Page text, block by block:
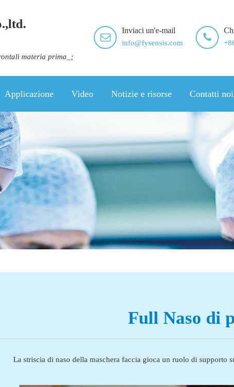
materia prima_;
Inviaci un'e-mail
info@fysensis.com
Applicazione Video Notizie e risorse Contatti noi
Full Naso di
La striscia di naso della maschera faccia gioca un ruolo di supporto